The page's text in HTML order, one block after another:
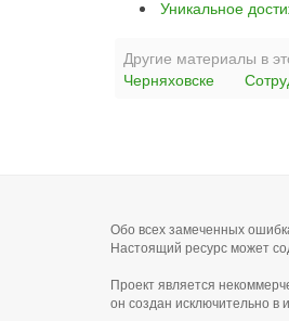
Уникальное
Другие материалы в
Черняховске
Обо всех замеченных
Настоящий ресурс может
Проект является
он создан исключительно